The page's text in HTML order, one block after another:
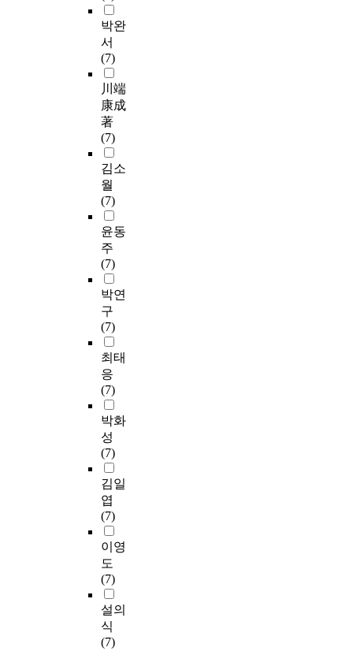
박완
서
(7)
川端
康成
著
(7)
김소
월
(7)
윤동
주
(7)
박연
구
(7)
최태
응
(7)
박화
성
(7)
김일
엽
(7)
이영
도
(7)
설의
식
(7)